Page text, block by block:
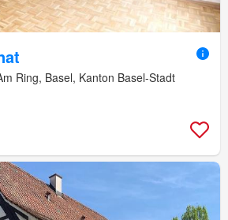
Ring, Basel, Kanton Basel-Stadt